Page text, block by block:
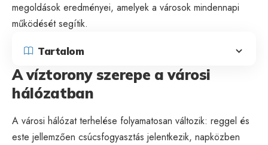
megoldások eredményei, amelyek a városok mindennapi
működését segítik.
Tartalom
A víztorony szerepe a városi
hálózatban
A városi hálózat terhelése folyamatosan változik: reggel és
este jellemzően csúcsfogyasztás jelentkezik, napközben